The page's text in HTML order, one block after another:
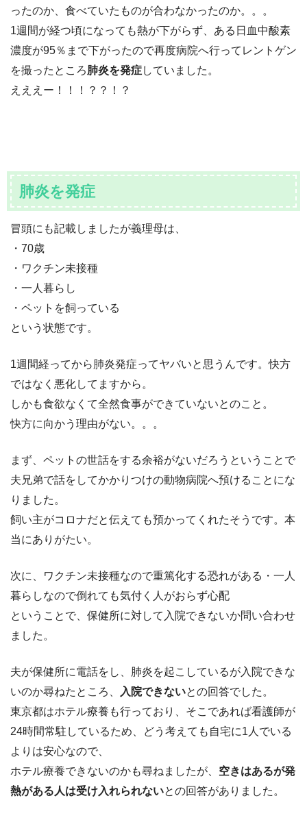
ったのか、食べていたものが合わなかったのか。。。
1週間が経つ頃になっても熱が下がらず、ある日血中酸素
濃度が95％まで下がったので再度病院へ行ってレントゲン
を撮ったところ肺炎を発症していました。
えええー！！！？？！？
肺炎を発症
冒頭にも記載しましたが義理母は、
・70歳
・ワクチン未接種
・一人暮らし
・ペットを飼っている
という状態です。
1週間経ってから肺炎発症ってヤバいと思うんです。快方
ではなく悪化してますから。
しかも食欲なくて全然食事ができていないとのこと。
快方に向かう理由がない。。。
まず、ペットの世話をする余裕がないだろうということで
夫兄弟で話をしてかかりつけの動物病院へ預けることにな
りました。
飼い主がコロナだと伝えても預かってくれたそうです。本
当にありがたい。
次に、ワクチン未接種なので重篤化する恐れがある・一人
暮らしなので倒れても気付く人がおらず心配
ということで、保健所に対して入院できないか問い合わせ
ました。
夫が保健所に電話をし、肺炎を起こしているが入院できな
いのか尋ねたところ、
入院できないとの回答でした。
東京都はホテル療養も行っており、そこであれば看護師が
24時間常駐しているため、どう考えても自宅に1人でいる
よりは安心なので、
ホテル療養できないのかも尋ねましたが、 空きはあるが発
熱がある人は受け入れられないとの回答がありました。